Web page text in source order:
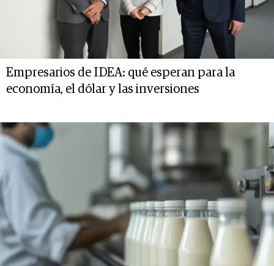
Empresarios de IDEA: qué esperan para la
economía, el dólar y las inversiones